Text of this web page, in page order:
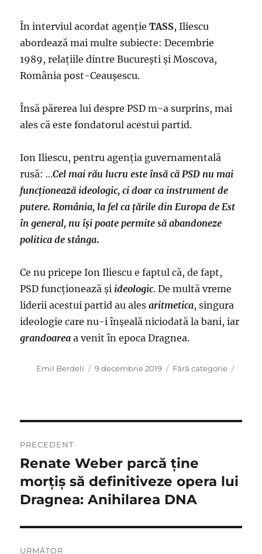
În interviul acordat agenţieTASS, Iliescu
abordează mai multe subiecte: Decembrie
1989, relaţiile dintre Bucureşti şi Moscova,
România post-Ceauşescu.
Însă părerea lui despre PSD m-a surprins, mai
ales că este fondatorul acestui partid.
Ion Iliescu, pentru agenţia guvernamentală
rusă: …Cel mai rău lucru este însă că PSD nu mai
funcţionează ideologic, ci doar ca instrument de
putere. România, la fel ca ţările din Europa de Est
în general, nu îşi poate permite să abandoneze
politica de stânga.
Ce nu pricepe Ion Iliescu e faptul că, de fapt,
PSD funcţionează şi ideologic. De multă vreme
liderii acestui partid au alesaritmetica, singura
ideologie care nu-i înşeală niciodată la bani, iar
grandoarea a venit în epoca Dragnea.
Autor
Emil Berdeli
Publicat
9 decembrie 2019 Categorii
Fără categorie
în
articole
PRECEDENT
Articolul
anterior:
Renate Weber parcă ţine
morţiş să definitiveze opera lui
Dragnea: Anihilarea DNA
URMĂTOR